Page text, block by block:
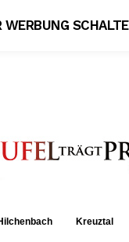
WERBUNG
Kreuztal